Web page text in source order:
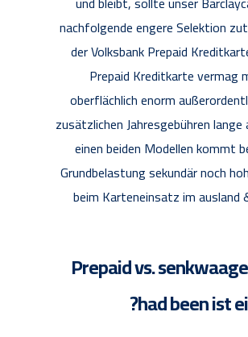
nachfolgende engere Selektion
der Volksbank Prepaid
Prepaid Kreditkarte vermag
oberflächlich enorm
zusätzlichen Jahresgebühren
einen beiden Modellen kommt
Grundbelastung sekundär noch
beim Karteneinsatz im ausland
Prepaid vs.
had been ist